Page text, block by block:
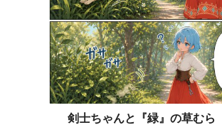
剣士ちゃんと『緑』の草むら